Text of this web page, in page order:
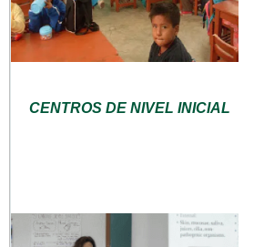
CENTROS DE NIVEL INICIAL